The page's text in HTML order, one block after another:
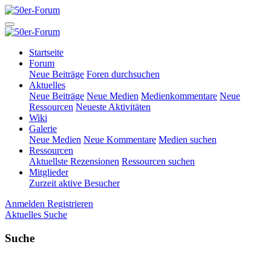
Startseite
Forum
Neue Beiträge Foren durchsuchen
Aktuelles
Neue Beiträge Neue Medien Medienkommentare Neue
Ressourcen Neueste Aktivitäten
Wiki
Galerie
Neue Medien Neue Kommentare Medien suchen
Ressourcen
Aktuellste Rezensionen Ressourcen suchen
Mitglieder
Zurzeit aktive Besucher
Anmelden Registrieren
Aktuelles Suche
Suche